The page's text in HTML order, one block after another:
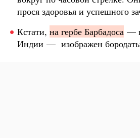
прося здоровья и успешного
Кстати, на гербе Барбадоса —
Индии — изображен